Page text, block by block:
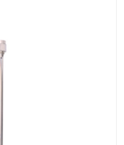
液位计传感器定制